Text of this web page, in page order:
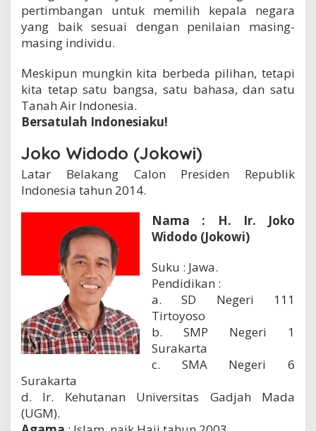
pertimbangan untuk memilih kepala negara
yang baik sesuai dengan penilaian masing-
masing individu.
Meskipun mungkin kita berbeda pilihan, tetapi
kita tetap satu bangsa, satu bahasa, dan satu
Tanah Air Indonesia.
Bersatulah Indonesiaku!
Joko Widodo (Jokowi)
Latar Belakang Calon Presiden Republik
Indonesia tahun 2014.
Nama : H. Ir. Joko
Widodo (Jokowi)
Suku : Jawa.
Pendidikan :
a. SD Negeri 111
Tirtoyoso
b. SMP Negeri 1
Surakarta
c. SMA Negeri 6
Surakarta
d. Ir. Kehutanan Universitas Gadjah Mada
(UGM).